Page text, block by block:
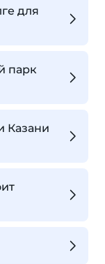
для
парк
Казани